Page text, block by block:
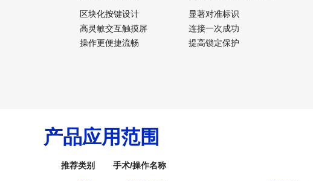
区块化按键设计
高灵敏交互触摸屏
操作更便捷流畅
显著对准标识
连接一次成功
提高锁定保护
产品应用范围
推荐类别 手术/操作名称